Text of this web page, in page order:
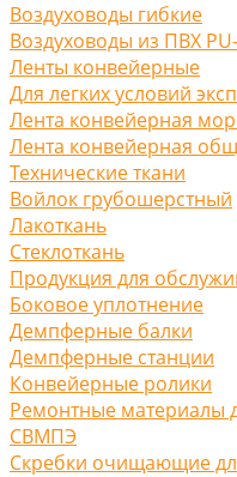
Воздуховоды гибкие
Воздуховоды из ПВХ
Ленты конвейерные
Для легких условий
Лента конвейерная
Лента конвейерная
Технические ткани
Войлок грубошерстный
Лакоткань
Стеклоткань
Продукция для
Боковое уплотнение
Демпферные балки
Демпферные станции
Конвейерные ролики
Ремонтные материалы
СВМПЭ
Скребки очищающие